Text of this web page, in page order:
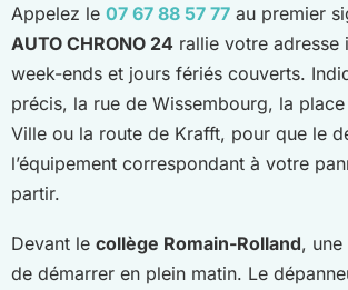
Appelez le 07 67 88 57 77 au premier
AUTO CHRONO 24 rallie votre adresse
week-ends et jours fériés couverts.
précis, la rue de Wissembourg, la place
Ville ou la route de Krafft, pour que le
l’équipement correspondant à votre
partir.
Devant le collège Romain-Rolland, une
de démarrer en plein matin. Le